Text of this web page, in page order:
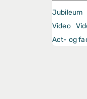
Jubileum
Video
Act- og